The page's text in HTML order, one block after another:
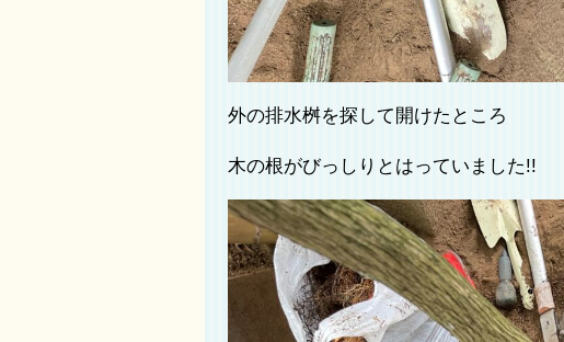
外の排水桝を探して開けたところ
木の根がびっしりとはっていました!!